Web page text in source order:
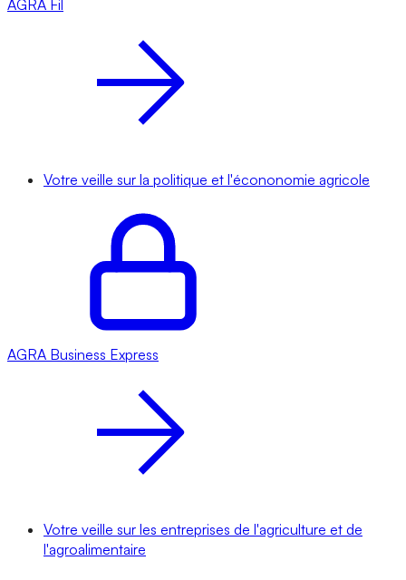
AGRA Fil
Votre veille sur la politique et l'écononomie agricole
AGRA Business Express
Votre veille sur les entreprises de l'agriculture et de
l'agroalimentaire